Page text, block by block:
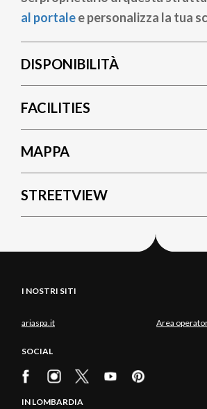
al portalee personalizza la tua
DISPONIBILITÀ
FACILITIES
MAPPA
STREETVIEW
I NOSTRI SITI
ariaspa.it Area
SOCIAL
IN LOMBARDIA